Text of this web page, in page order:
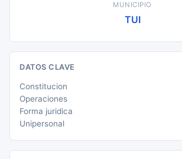
MUNICIPIO
TUI
DATOS CLAVE
Constitucion
Operaciones
Forma juridica
Unipersonal